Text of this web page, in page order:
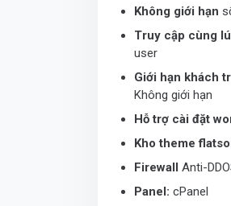
Không giới hạn
Truy cập cùng
user
Giới hạn khách
Không giới hạn
Hỗ trợ cài đặt
Kho theme
Firewall Anti-
Panel: cPanel